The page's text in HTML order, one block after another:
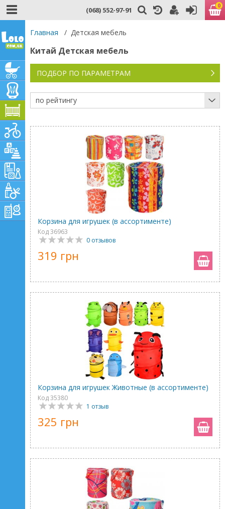
(068) 552-97-91 0
Главная / Детская мебель
Китай Детская мебель
ПОДБОР ПО ПАРАМЕТРАМ
по рейтингу
Корзина для игрушек (в ассортименте)
Код 36963
0 отзывов
319 грн
Корзина для игрушек Животные (в ассортименте)
Код 35380
1 отзыв
325 грн